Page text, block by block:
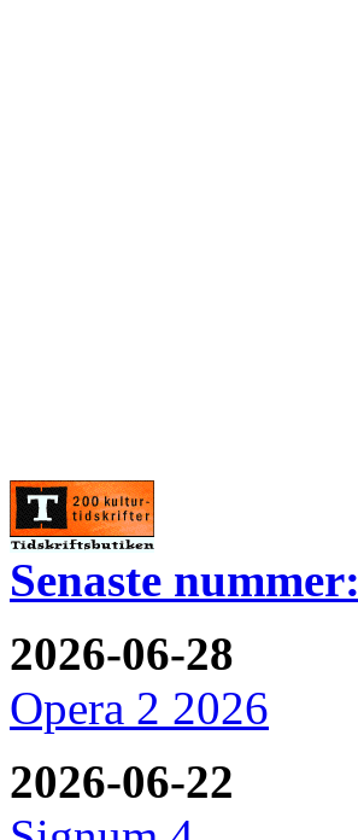
Senaste nummer:
2026-06-28
Opera 2 2026
2026-06-22